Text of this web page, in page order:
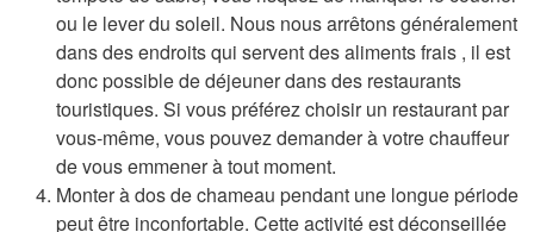
ou le lever du soleil. Nous nous arrêtons généralement
dans des endroits qui servent des aliments frais , il est
donc possible de déjeuner dans des restaurants
touristiques. Si vous préférez choisir un restaurant par
vous-même, vous pouvez demander à votre chauffeur
de vous emmener à tout moment.
Monter à dos de chameau pendant une longue période
peut être inconfortable. Cette activité est déconseillée